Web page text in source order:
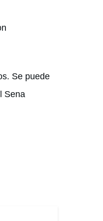
Se puede
Sena